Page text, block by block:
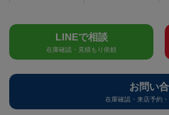
LINEで相談
在庫確認・見積もり依頼
お問い
在庫確認・来店予約